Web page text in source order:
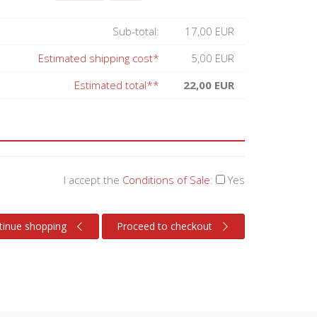
Sub-total:
17,00 EUR
Estimated shipping cost*
5,00 EUR
Estimated total**
22,00 EUR
I accept the Conditions of Sale: Yes
shopping Proceed to checkout